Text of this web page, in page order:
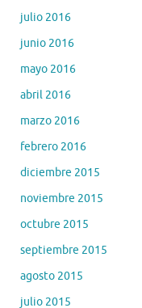
julio 2016
junio 2016
mayo 2016
abril 2016
marzo 2016
febrero 2016
diciembre 2015
noviembre 2015
octubre 2015
septiembre 2015
agosto 2015
julio 2015